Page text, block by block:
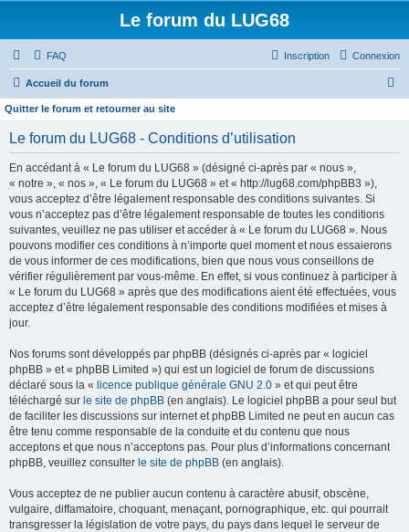
Le forum du LUG68
FAQ Connexion
Inscription
Accueil du forum
Quitter le forum et retourner au site
Le forum du LUG68 - Conditions d’utilisation
En accédant à « Le forum du LUG68 » (désigné ci-après par « nous »,
« notre », « nos », « Le forum du LUG68 » et « http://lug68.com/phpBB3 »),
vous acceptez d’être légalement responsable des conditions suivantes. Si
vous n’acceptez pas d’être légalement responsable de toutes les conditions
suivantes, veuillez ne pas utiliser et accéder à « Le forum du LUG68 ». Nous
pouvons modifier ces conditions à n’importe quel moment et nous essaierons
de vous informer de ces modifications, bien que nous vous conseillons de
vérifier régulièrement par vous-même. En effet, si vous continuez à participer à
« Le forum du LUG68 » après que des modifications aient été effectuées, vous
acceptez d’être légalement responsable des conditions modifiées et mises à
jour.
Nos forums sont développés par phpBB (désignés ci-après par « logiciel
phpBB » et « phpBB Limited ») qui est un logiciel de forum de discussions
déclaré sous la « licence publique générale GNU 2.0 » et qui peut être
téléchargé sur le site de phpBB (en anglais). Le logiciel phpBB a pour seul but
de faciliter les discussions sur internet et phpBB Limited ne peut en aucun cas
être tenu comme responsable de la conduite et du contenu que nous
acceptons et que nous n’acceptons pas. Pour plus d’informations concernant
phpBB, veuillez consulter le site de phpBB (en anglais).
Vous acceptez de ne publier aucun contenu à caractère abusif, obscène,
vulgaire, diffamatoire, choquant, menaçant, pornographique, etc. qui pourrait
transgresser la législation de votre pays, du pays dans lequel le serveur de